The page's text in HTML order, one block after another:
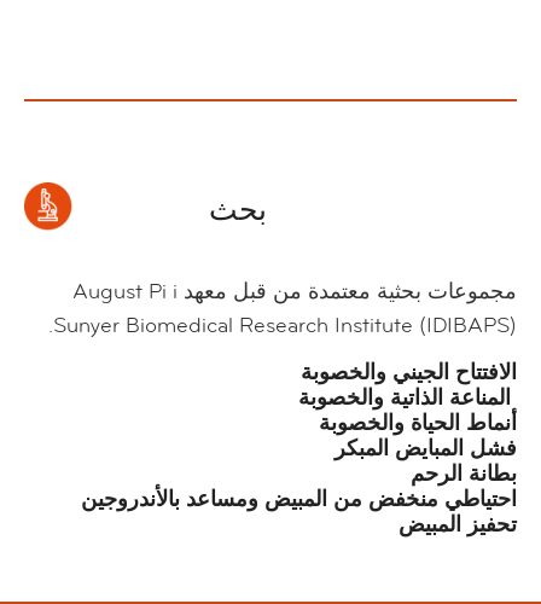
بحث
مجموعات بحثية معتمدة من قبل معهد August Pi i
Sunyer Biomedical Research Institute (IDIBAPS).
الافتتاح الجيني والخصوبة
المناعة الذاتية والخصوبة
أنماط الحياة والخصوبة
فشل المبايض المبكر
بطانة الرحم
احتياطي منخفض من المبيض ومساعد بالأندروجين
تحفيز المبيض